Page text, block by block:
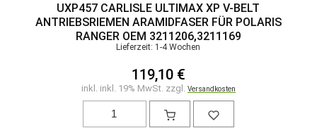
UXP457 CARLISLE ULTIMAX XP V-BELT
ANTRIEBSRIEMEN ARAMIDFASER FÜR POLARIS
RANGER OEM 3211206,3211169
Lieferzeit: 1-4 Wochen
119,10 €
inkl. inkl. 19% MwSt. zzgl. Versandkosten